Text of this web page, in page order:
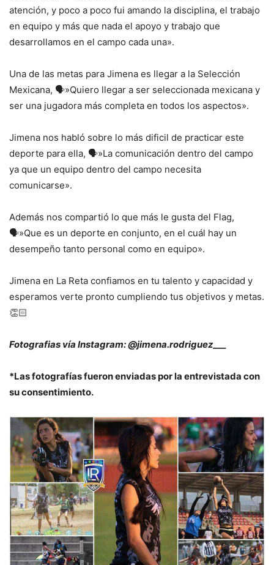
atención, y poco a poco fui amando la disciplina, el trabajo
en equipo y más que nada el apoyo y trabajo que
desarrollamos en el campo cada una».
Una de las metas para Jimena es llegar a la Selección
Mexicana, 🗣️»Quiero llegar a ser seleccionada mexicana y
ser una jugadora más completa en todos los aspectos».
Jimena nos habló sobre lo más dificil de practicar este
deporte para ella, 🗣️»La comunicación dentro del campo
ya que un equipo dentro del campo necesita
comunicarse».
Además nos compartió lo que más le gusta del Flag,
🗣️»Que es un deporte en conjunto, en el cuál hay un
desempeño tanto personal como en equipo».
Jimena en La Reta confiamos en tu talento y capacidad y
esperamos verte pronto cumpliendo tus objetivos y metas.
👏🏻
Fotografias vía Instagram: @jimena.rodriguez___
*Las fotografías fueron enviadas por la entrevistada con
su consentimiento.